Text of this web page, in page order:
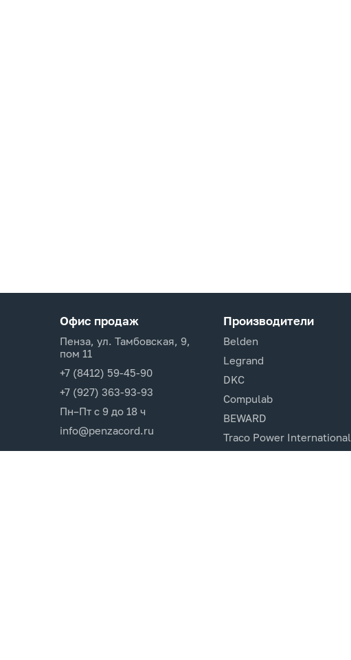
Офис продаж
Пенза, ул. Тамбовская, 9,
пом 11
+7 (8412) 59-45-90
+7 (927) 363-93-93
Пн–Пт с 9 до 18 ч
info@penzacord.ru
Производители
Belden
Legrand
DKC
Compulab
BEWARD
Traco Power International